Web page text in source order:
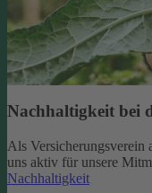
Nachhaltigkeit bei
Als Versicherungsverein
uns aktiv für unsere
Nachhaltigkeit